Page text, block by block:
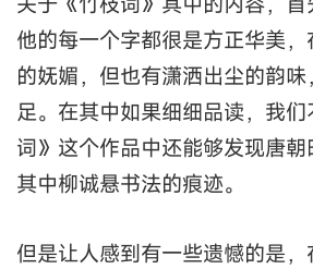
他的每一个字都很是方正华美
的妩媚，但也有潇洒出尘的韵
足。在其中如果细细品读，我
词》这个作品中还能够发现唐
其中柳诚悬书法的痕迹。
但是让人感到有一些遗憾的是